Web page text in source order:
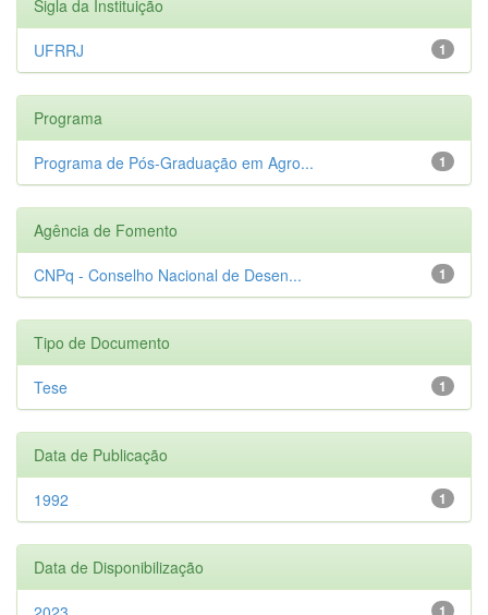
Sigla da Instituição
1
UFRRJ
Programa
1
Programa de Pós-Graduação em Agro...
Agência de Fomento
1
CNPq - Conselho Nacional de Desen...
Tipo de Documento
1
Tese
Data de Publicação
1
1992
Data de Disponibilização
1